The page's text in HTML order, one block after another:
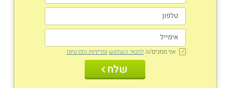
אני מסכים/ה לתנאי השימוש ומדיניות הפרטיות
שלח